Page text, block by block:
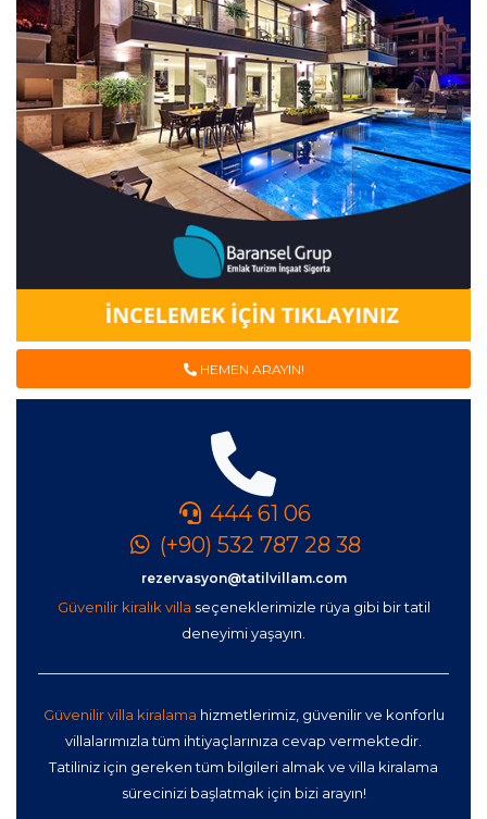
HEMEN ARAYIN!
444 61 06
(+90) 532 787 28 38
rezervasyon@tatilvillam.com
Güvenilir kiralık villa seçeneklerimizle rüya gibi bir tatil
deneyimi yaşayın.
Güvenilir villa kiralama hizmetlerimiz, güvenilir ve konforlu
villalarımızla tüm ihtiyaçlarınıza cevap vermektedir.
Tatiliniz için gereken tüm bilgileri almak ve villa kiralama
sürecinizi başlatmak için bizi arayın!